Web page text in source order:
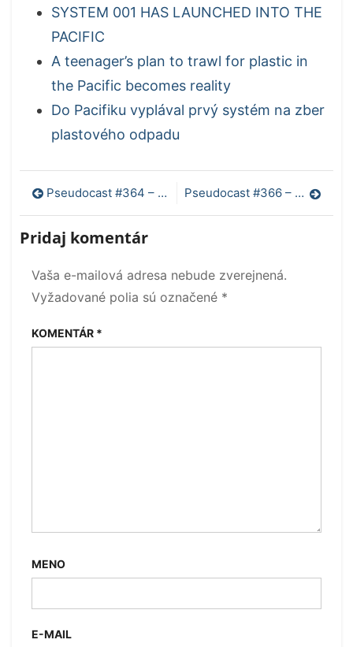
SYSTEM 001 HAS LAUNCHED INTO THE
PACIFIC
A teenager’s plan to trawl for plastic in
the Pacific becomes reality
Do Pacifiku vyplával prvý systém na zber
plastového odpadu
Navigácia
v
článku
Pseudocast #364 – Diera v ISS, Annihilation, šoférovanie Pseudocast #366 – Hayabusa 2, čo žerú živočíchy na dne oceánov
Pridaj komentár
Vaša e-mailová adresa nebude zverejnená.
Vyžadované polia sú označené *
KOMENTÁR *
MENO
E-MAIL